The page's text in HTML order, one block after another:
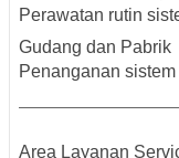
Perawatan rutin
Gudang dan Pabrik
Penanganan
Area Layanan